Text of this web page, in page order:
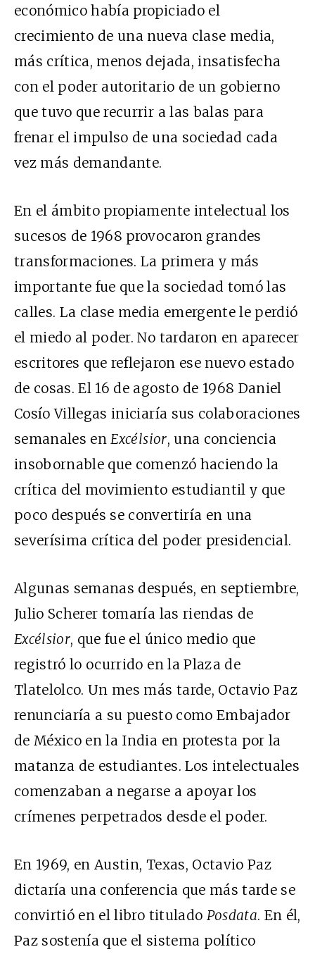
económico había propiciado el
crecimiento de una nueva clase media,
más crítica, menos dejada, insatisfecha
con el poder autoritario de un gobierno
que tuvo que recurrir a las balas para
frenar el impulso de una sociedad cada
vez más demandante.
En el ámbito propiamente intelectual los
sucesos de 1968 provocaron grandes
transformaciones. La primera y más
importante fue que la sociedad tomó las
calles. La clase media emergente le perdió
el miedo al poder. No tardaron en aparecer
escritores que reflejaron ese nuevo estado
de cosas. El 16 de agosto de 1968 Daniel
Cosío Villegas iniciaría sus colaboraciones
semanales enExcélsior, una conciencia
insobornable que comenzó haciendo la
crítica del movimiento estudiantil y que
poco después se convertiría en una
severísima crítica del poder presidencial.
Algunas semanas después, en septiembre,
Julio Scherer tomaría las riendas de
Excélsior, que fue el único medio que
registró lo ocurrido en la Plaza de
Tlatelolco. Un mes más tarde, Octavio Paz
renunciaría a su puesto como Embajador
de México en la India en protesta por la
matanza de estudiantes. Los intelectuales
comenzaban a negarse a apoyar los
crímenes perpetrados desde el poder.
En 1969, en Austin, Texas, Octavio Paz
dictaría una conferencia que más tarde se
convirtió en el libro titulado Posdata. En él,
Paz sostenía que el sistema político